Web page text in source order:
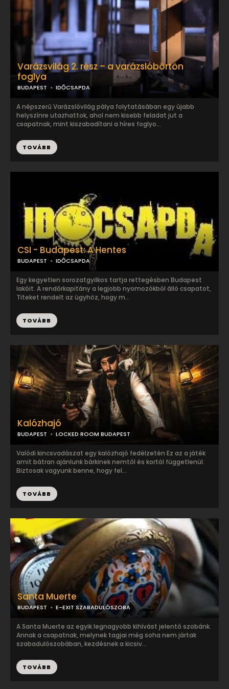
CSI - Budapest: A Hentes
BUDAPEST IDŐCSAPDA
Egy kegyetlen sorozatgyilkos tartja rettegésben Budapest
lakóit. A rendőrkapitány a legjobb nyomozókból álló csapatot,
Titeket rendelt az ügyhöz, hogy m...
TOVÁBB
Varázsvilág 2. rész – a varázslóbörtön
foglya
BUDAPEST IDŐCSAPDA
A népszerű Varázslóvilág pálya folytatásában egy újabb
helyszínre utazhattok, ahol nem kisebb feladat jut a
csapatnak, mint kiszabadítani a híres foglyo...
TOVÁBB
Kalózhajó
BUDAPEST LOCKED ROOM BUDAPEST
Valódi kincsvadászat egy kalózhajó fedélzetén Ez az a játék
amit bátran ajánlunk bárkinek nemtől és kortól függetlenül.
Biztosak vagyunk benne, hogy fel...
TOVÁBB
Santa Muerte
BUDAPEST E-EXIT SZABADULÓSZOBA
A Santa Muerte az egyik legnagyobb kihívást jelentő szobánk.
Annak a csapatnak, melynek tagjai még soha nem jártak
szabadulószobában, kezdésnek a kicsiv...
TOVÁBB